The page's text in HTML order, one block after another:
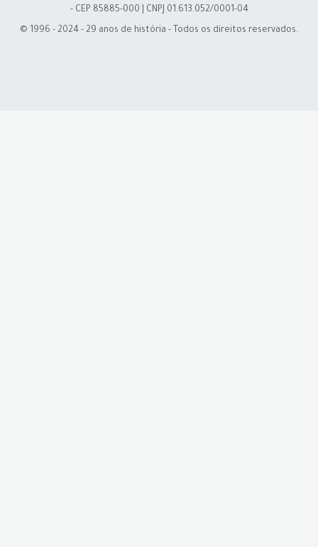
- CEP 85885-000 | CNPJ 01.613.052/0001-04
© 1996 - 2024 - 29 anos de história - Todos os direitos reservados.